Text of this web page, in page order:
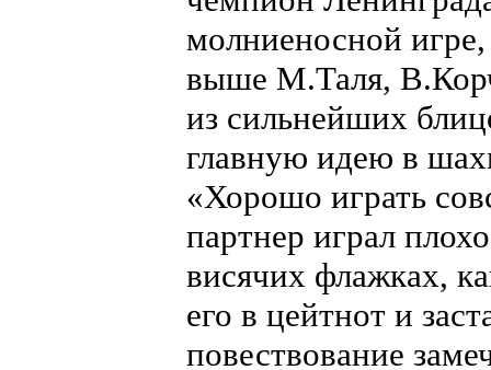
молниеносной
выше М.Таля,
из сильнейших
главную идею в
«Хорошо играть
партнер играл
висячих флажках,
его в цейтнот и
повествование